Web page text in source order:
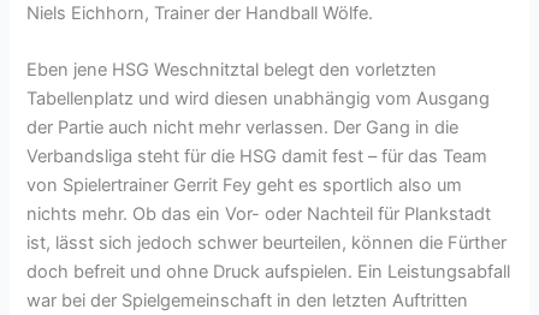
Niels Eichhorn, Trainer der Handball Wölfe.
Eben jene HSG Weschnitztal belegt den vorletzten
Tabellenplatz und wird diesen unabhängig vom Ausgang
der Partie auch nicht mehr verlassen. Der Gang in die
Verbandsliga steht für die HSG damit fest – für das Team
von Spielertrainer Gerrit Fey geht es sportlich also um
nichts mehr. Ob das ein Vor- oder Nachteil für Plankstadt
ist, lässt sich jedoch schwer beurteilen, können die Fürther
doch befreit und ohne Druck aufspielen. Ein Leistungsabfall
war bei der Spielgemeinschaft in den letzten Auftritten